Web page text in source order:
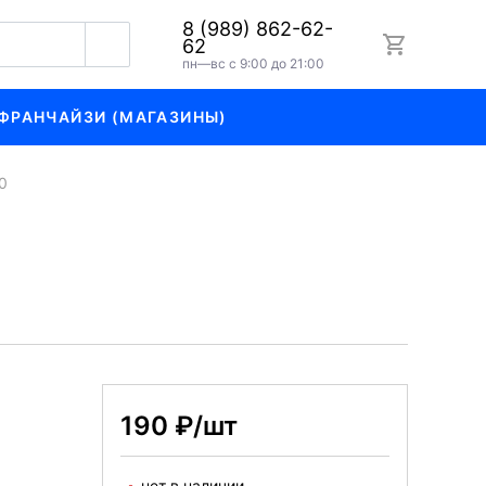
8 (989) 862-62-
62
пн—вс с 9:00 до 21:00
(МАГАЗИНЫ)
190 ₽/шт